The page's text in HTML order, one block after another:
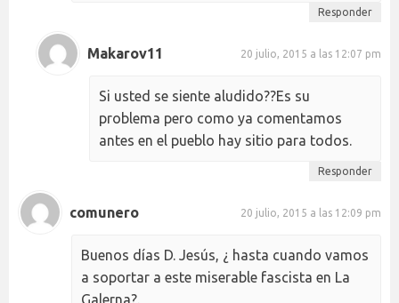
Responder
Makarov11 20 julio, 2015 a las 12:07 pm
Si usted se siente aludido??Es su
problema pero como ya comentamos
antes en el pueblo hay sitio para todos.
Responder
comunero 20 julio, 2015 a las 12:09 pm
Buenos días D. Jesús, ¿ hasta cuando vamos
a soportar a este miserable fascista en La